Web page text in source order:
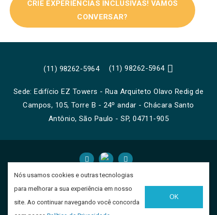
CRIE EXPERIÊNCIAS INCLUSIVAS! VAMOS
CONVERSAR?
(11) 98262-5964 (11) 98262-5964 
Sede: Edifício EZ Towers - Rua Arquiteto Olavo Redig de
Campos, 105, Torre B - 24º andar - Chácara Santo
Antônio, São Paulo - SP, 04711-905
 
Copyright © 2026 - GH Libras | Acessibilidade em Libras
-Desenvolvido porConstrusite Brasil- Criação de Sites
Nós usamos cookies e outras tecnologias
para melhorar a sua experiência em nosso
site. Ao continuar navegando você concorda
OK